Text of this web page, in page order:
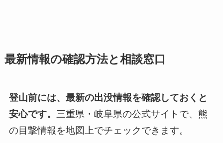
最新情報の確認方法と相談窓口
登山前には、最新の出没情報を確認しておくと
安心です。 三重県・岐阜県の公式サイトで、熊
の目撃情報を地図上でチェックできます。